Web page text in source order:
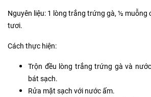
Nguyên liệu: 1 lòng trắng trứng gà, ½ muỗng
tươi.
Cách thực hiện:
Trộn đều lòng trắng trứng gà và
bát sạch.
Rửa mặt sạch với nước ấm.